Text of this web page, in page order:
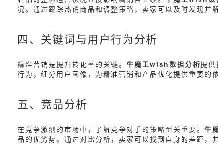
况。通过跟踪热销商品和调整策略，卖家可以及时发现
四、关键词与用户行为分析
精准营销是提升转化率的关键。 牛魔王wish数据分析提供
行为，细分用户画像，为精准营销和产品优化提供重要
五、竞品分析
在竞争激烈的市场中，了解竞争对手的策略至关重要。 牛
品的优劣势。通过对比分析，卖家可以找到自身的差距，